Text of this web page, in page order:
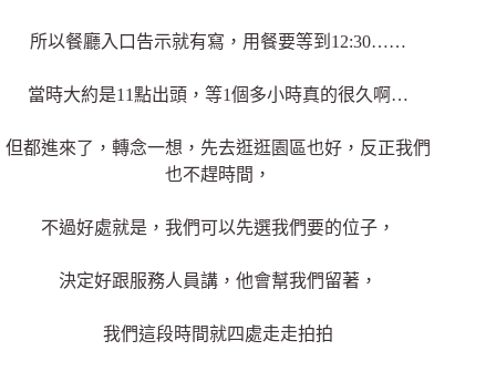
所以餐廳入口告示就有寫，用餐要等到12:30……
當時大約是11點出頭，等1個多小時真的很久啊…
但都進來了，轉念一想，先去逛逛園區也好，反正我們
也不趕時間，
不過好處就是，我們可以先選我們要的位子，
決定好跟服務人員講，他會幫我們留著，
我們這段時間就四處走走拍拍